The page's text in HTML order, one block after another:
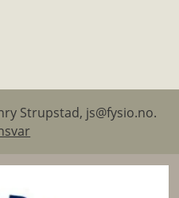
Strupstad, js@fysio.no.